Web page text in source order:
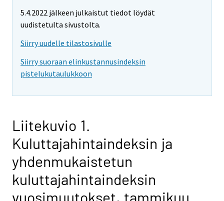
5.4.2022 jälkeen julkaistut tiedot löydät
uudistetulta sivustolta.
Siirry uudelle tilastosivulle
Siirry suoraan elinkustannusindeksin
pistelukutaulukkoon
Liitekuvio 1.
Kuluttajahintaindeksin ja
yhdenmukaistetun
kuluttajahintaindeksin
vuosimuutokset, tammikuu